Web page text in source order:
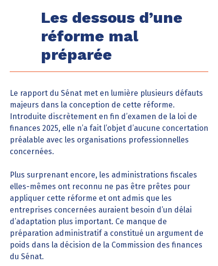
Les dessous d’une
réforme mal
préparée
Le rapport du Sénat met en lumière plusieurs défauts
majeurs dans la conception de cette réforme.
Introduite discrètement en fin d’examen de la loi de
finances 2025, elle n’a fait l’objet d’aucune concertation
préalable avec les organisations professionnelles
concernées.
Plus surprenant encore, les administrations fiscales
elles-mêmes ont reconnu ne pas être prêtes pour
appliquer cette réforme et ont admis que les
entreprises concernées auraient besoin d’un délai
d’adaptation plus important. Ce manque de
préparation administratif a constitué un argument de
poids dans la décision de la Commission des finances
du Sénat.